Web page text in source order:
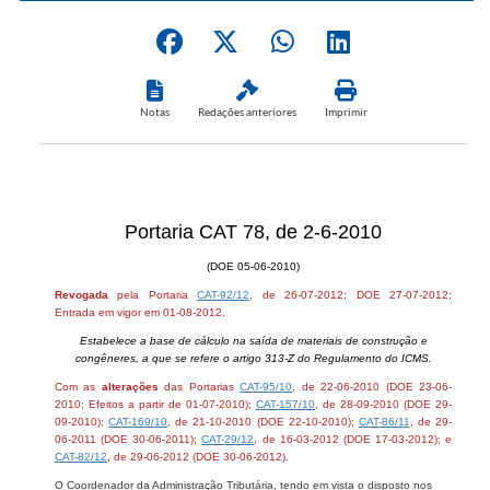
Notas Redações anteriores Imprimir
Portaria CAT 78, de 2-6-2010
(DOE 05-06-2010)
Revogada pela PortariaCAT-92/12
, de 26-07-2012; DOE 27-07-2012;
Entrada em vigor em 01-08-2012.
Estabelece a base de cálculo na saída de materiais de construção e
congêneres, a que se refere o artigo 313-Z do Regulamento do ICMS.
Com as alterações das PortariasCAT-95/10 , de 22-06-2010 (DOE 23-06-
2010; Efeitos a partir de 01-07-2010); CAT-157/10 , de 28-09-2010 (DOE 29-
09-2010);CAT-169/10 , de 21-10-2010 (DOE 22-10-2010); CAT-86/11
, de 29-
06-2011 (DOE 30-06-2011);CAT-29/12
, de 16-03-2012 (DOE 17-03-2012); e
CAT-82/12 , de 29-06-2012 (DOE 30-06-2012).
O Coordenador da Administração Tributária, tendo em vista o disposto nos